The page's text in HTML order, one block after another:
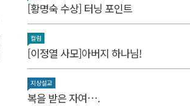
[황명숙 수상] 터닝 포인트
컬럼
[이정열 사모]아버지 하나님!
지상설교
복을 받은 자여….